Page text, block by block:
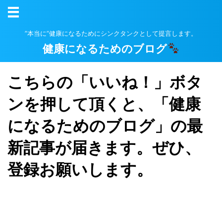
”本当に”健康になるためにシンクタンクとして提言します。
健康になるためのブログ
こちらの「いいね！」ボタ
ンを押して頂くと、「健康
になるためのブログ」の最
新記事が届きます。ぜひ、
登録お願いします。